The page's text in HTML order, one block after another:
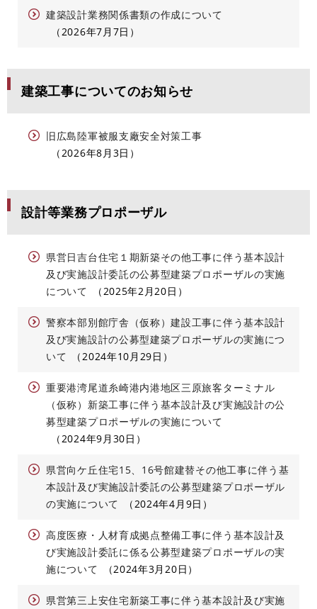
建築設計業務関係書類の作成について
2026年7月7日
建築工事についてのお知らせ
旧広島陸軍被服支廠安全対策工事
2026年8月3日
設計等業務プロポーザル
県営日吉台住宅１期新築その他工事に伴う基本設計
及び実施設計委託の公募型建築プロポーザルの実施
について
2025年2月20日
警察本部別館庁舎（仮称）建設工事に伴う基本設計
及び実施設計の公募型建築プロポーザルの実施につ
いて
2024年10月29日
重要港湾尾道糸崎港内港地区三原旅客ターミナル
（仮称）新築工事に伴う基本設計及び実施設計の公
募型建築プロポーザルの実施について
2024年9月30日
県営向ケ丘住宅15、16号館建替その他工事に伴う基
本設計及び実施設計委託の公募型建築プロポーザル
の実施について
2024年4月9日
高度医療・人材育成拠点整備工事に伴う基本設計及
び実施設計委託に係る公募型建築プロポーザルの実
施について
2024年3月20日
県営第三上安住宅新築工事に伴う基本設計及び実施